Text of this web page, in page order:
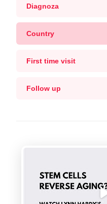
Diagnoza
Country
First time visit
Follow up